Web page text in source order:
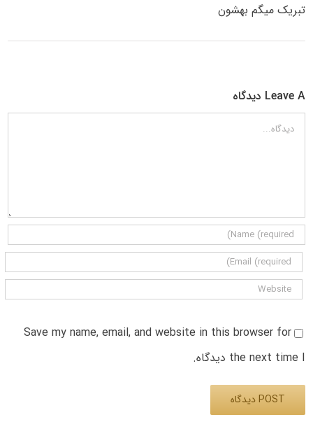
تبریک میگم بهشون
Leave A دیدگاه
دیدگاه
Save my name, email, and website in this browser for
the next time I دیدگاه.